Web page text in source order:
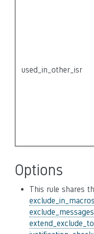
used_in_other_isr
Options
This rule shares
exclude_in_macros